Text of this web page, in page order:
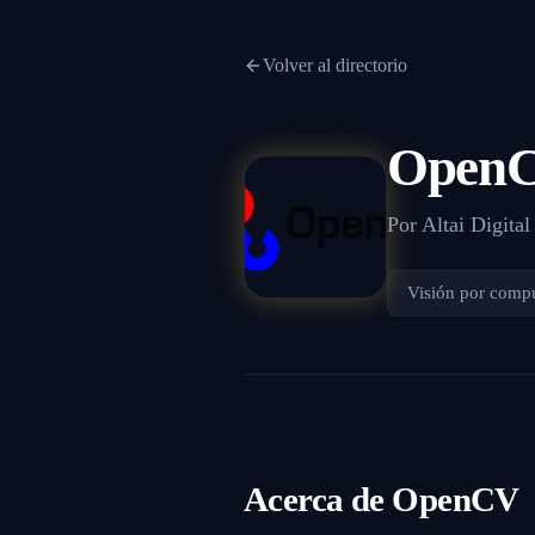
Volver al directorio
Por Altai Digital
Visión por
Acerca de OpenCV